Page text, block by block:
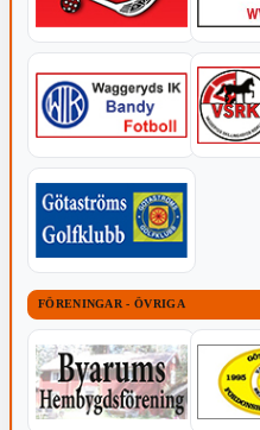
FÖRENINGAR - ÖVRIGA